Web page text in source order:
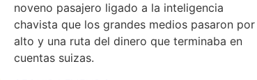
noveno pasajero ligado a la inteligencia
chavista que los grandes medios pasaron por
alto y una ruta del dinero que terminaba en
cuentas suizas.